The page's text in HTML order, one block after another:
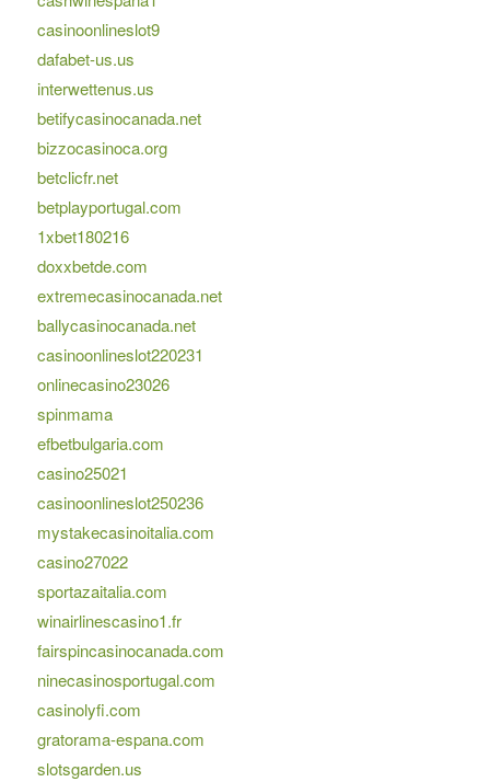
casinoonlineslot9
dafabet-us.us
interwettenus.us
betifycasinocanada.net
bizzocasinoca.org
betclicfr.net
betplayportugal.com
1xbet180216
doxxbetde.com
extremecasinocanada.net
ballycasinocanada.net
casinoonlineslot220231
onlinecasino23026
spinmama
efbetbulgaria.com
casino25021
casinoonlineslot250236
mystakecasinoitalia.com
casino27022
sportazaitalia.com
winairlinescasino1.fr
fairspincasinocanada.com
ninecasinosportugal.com
casinolyfi.com
gratorama-espana.com
slotsgarden.us